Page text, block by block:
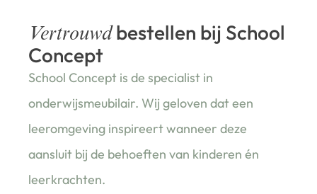
Vertrouwdbestellen bij School
Concept
School Concept is de specialist in
onderwijsmeubilair. Wij geloven dat een
leeromgeving inspireert wanneer deze
aansluit bij de behoeften van kinderen én
leerkrachten.